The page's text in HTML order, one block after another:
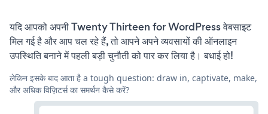
यदि आपको अपनी Twenty Thirteen for WordPress वेबसाइट
मिल गई है और आप चल रहे हैं, तो आपने अपने व्यवसायों की ऑनलाइन
उपस्थिति बनाने में पहली बड़ी चुनौती को पार कर लिया है। बधाई हो!
लेकिन इसके बाद आता है a tough question: draw in, captivate, make,
और अधिक विज़िटर्स का समर्थन कैसे करें?